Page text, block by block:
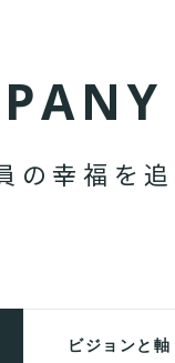
PANY
の 幸 福 を 追
ビジョンと軸